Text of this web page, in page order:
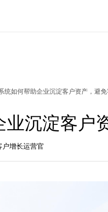
统如何帮助企业沉淀客户资产，避
沉淀客户
增长运营官